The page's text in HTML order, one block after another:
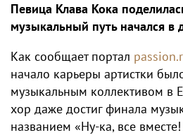
Певица Клава Кока
музыкальный путь начался в
Как сообщает портал
начало карьеры артистки
музыкальным коллективом в
хор даже достиг финала
названием «Ну-ка, все